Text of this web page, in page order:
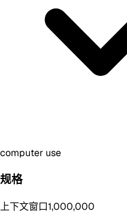
computer use
规格
上下文窗口1,000,000